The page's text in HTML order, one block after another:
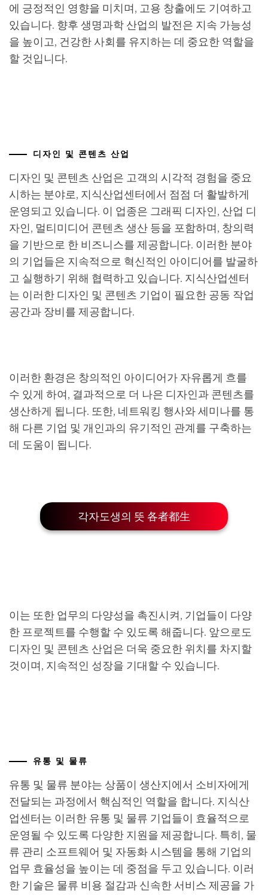
에 긍정적인 영향을 미치며, 고용 창출에도 기여하고
있습니다. 향후 생명과학 산업의 발전은 지속 가능성
을 높이고, 건강한 사회를 유지하는 데 중요한 역할을
할 것입니다.
디자인 및 콘텐츠 산업
디자인 및 콘텐츠 산업은 고객의 시각적 경험을 중요
시하는 분야로, 지식산업센터에서 점점 더 활발하게
운영되고 있습니다. 이 업종은 그래픽 디자인, 산업 디
자인, 멀티미디어 콘텐츠 생산 등을 포함하며, 창의력
을 기반으로 한 비즈니스를 제공합니다. 이러한 분야
의 기업들은 지속적으로 혁신적인 아이디어를 발굴하
고 실행하기 위해 협력하고 있습니다. 지식산업센터
는 이러한 디자인 및 콘텐츠 기업이 필요한 공동 작업
공간과 장비를 제공합니다.
이러한 환경은 창의적인 아이디어가 자유롭게 흐를
수 있게 하여, 결과적으로 더 나은 디자인과 콘텐츠를
생산하게 됩니다. 또한, 네트워킹 행사와 세미나를 통
해 다른 기업 및 개인과의 유기적인 관계를 구축하는
데 도움이 됩니다.
각자도생의 뜻 各者都生
이는 또한 업무의 다양성을 촉진시켜, 기업들이 다양
한 프로젝트를 수행할 수 있도록 해줍니다. 앞으로도
디자인 및 콘텐츠 산업은 더욱 중요한 위치를 차지할
것이며, 지속적인 성장을 기대할 수 있습니다.
유통 및 물류
유통 및 물류 분야는 상품이 생산지에서 소비자에게
전달되는 과정에서 핵심적인 역할을 합니다. 지식산
업센터는 이러한 유통 및 물류 기업들이 효율적으로
운영될 수 있도록 다양한 지원을 제공합니다. 특히, 물
류 관리 소프트웨어 및 자동화 시스템을 통해 기업의
업무 효율성을 높이는 데 중점을 두고 있습니다. 이러
한 기술은 물류 비용 절감과 신속한 서비스 제공을 가